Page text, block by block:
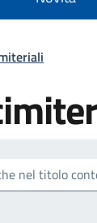
pane
nel titolo